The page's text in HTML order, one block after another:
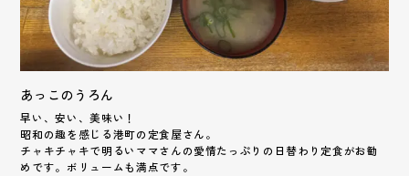
あっこのうろん
早い、安い、美味い！
昭和の趣を感じる港町の定食屋さん。
チャキチャキで明るいママさんの愛情たっぷりの日替わり定食がお勧
めです。ボリュームも満点です。